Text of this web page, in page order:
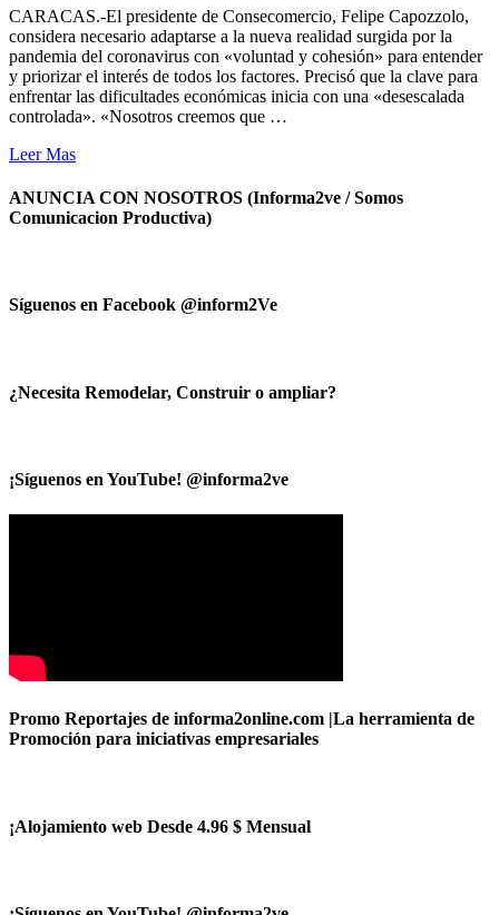
CARACAS.-El presidente de Consecomercio, Felipe Capozzolo,
considera necesario adaptarse a la nueva realidad surgida por la
pandemia del coronavirus con «voluntad y cohesión» para entender
y priorizar el interés de todos los factores. Precisó que la clave para
enfrentar las dificultades económicas inicia con una «desescalada
controlada». «Nosotros creemos que …
Leer Mas
ANUNCIA CON NOSOTROS (Informa2ve / Somos
Comunicacion Productiva)
Síguenos en Facebook @inform2Ve
¿Necesita Remodelar, Construir o ampliar?
¡Síguenos en YouTube! @informa2ve
Promo Reportajes de informa2online.com |La herramienta de
Promoción para iniciativas empresariales
¡Alojamiento web Desde 4.96 $ Mensual